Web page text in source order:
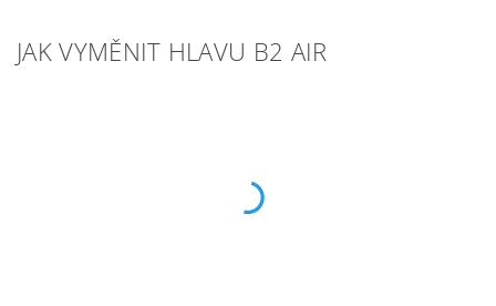
JAK VYMĚNIT HLAVU B2 AIR